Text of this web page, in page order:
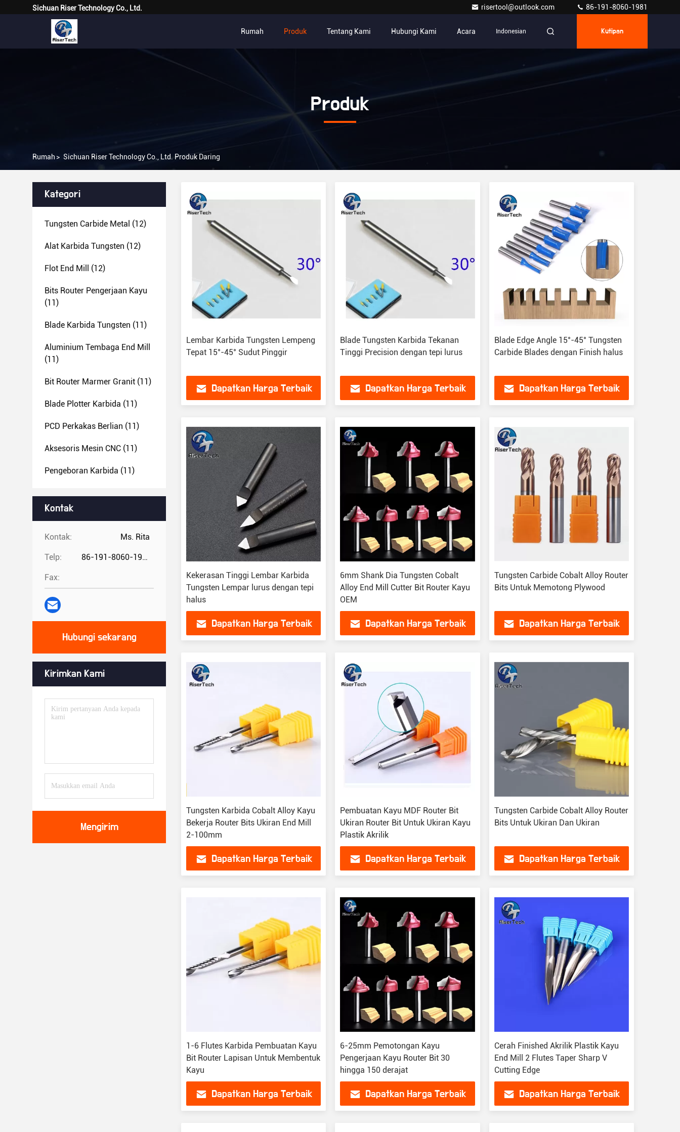
Sichuan Riser Technology Co., Ltd. risertool@outlook.com 86-191-8060-1981
Rumah Produk Tentang Kami Hubungi Kami Acara Indonesian Kutipan
Produk
Rumah > Sichuan Riser Technology Co., Ltd. Produk Daring
Kategori
Tungsten Carbide Metal (12)
Alat Karbida Tungsten (12)
Flot End Mill (12)
Bits Router Pengerjaan Kayu
(11)
Blade Karbida Tungsten (11)
Aluminium Tembaga End Mill
(11)
Bit Router Marmer Granit (11)
Blade Plotter Karbida (11)
PCD Perkakas Berlian (11)
Aksesoris Mesin CNC (11)
Pengeboran Karbida (11)
Kontak
Kontak: Ms. Rita
Telp: 86-191-8060-1981
Fax:
Hubungi sekarang
Kirimkan Kami
Mengirim
Lembar Karbida Tungsten Lempeng
Tepat 15°-45° Sudut Pinggir
Dapatkan Harga Terbaik
Blade Tungsten Karbida Tekanan
Tinggi Precision dengan tepi lurus
Dapatkan Harga Terbaik
Blade Edge Angle 15°-45° Tungsten
Carbide Blades dengan Finish halus
Dapatkan Harga Terbaik
Kekerasan Tinggi Lembar Karbida
Tungsten Lempar lurus dengan tepi
halus
Dapatkan Harga Terbaik
6mm Shank Dia Tungsten Cobalt
Alloy End Mill Cutter Bit Router Kayu
OEM
Dapatkan Harga Terbaik
Tungsten Carbide Cobalt Alloy Router
Bits Untuk Memotong Plywood
Dapatkan Harga Terbaik
Tungsten Karbida Cobalt Alloy Kayu
Bekerja Router Bits Ukiran End Mill
2-100mm
Dapatkan Harga Terbaik
Pembuatan Kayu MDF Router Bit
Ukiran Router Bit Untuk Ukiran Kayu
Plastik Akrilik
Dapatkan Harga Terbaik
Tungsten Carbide Cobalt Alloy Router
Bits Untuk Ukiran Dan Ukiran
Dapatkan Harga Terbaik
1-6 Flutes Karbida Pembuatan Kayu
Bit Router Lapisan Untuk Membentuk
Kayu
Dapatkan Harga Terbaik
6-25mm Pemotongan Kayu
Pengerjaan Kayu Router Bit 30
hingga 150 derajat
Dapatkan Harga Terbaik
Cerah Finished Akrilik Plastik Kayu
End Mill 2 Flutes Taper Sharp V
Cutting Edge
Dapatkan Harga Terbaik